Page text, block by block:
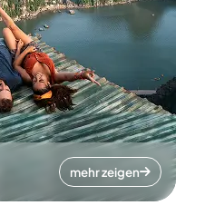
mehr zeigen